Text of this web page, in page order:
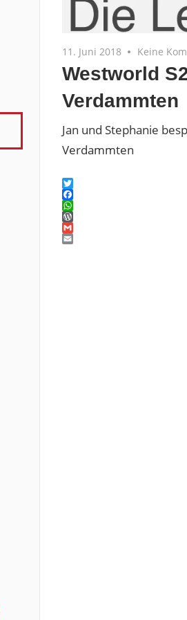
11. Juni 2018 Keine
Westworld
Verdammten
Jan und Stephanie
Verdammten
Twitter
Facebook
WhatsApp
WordPress
Gmail
Email